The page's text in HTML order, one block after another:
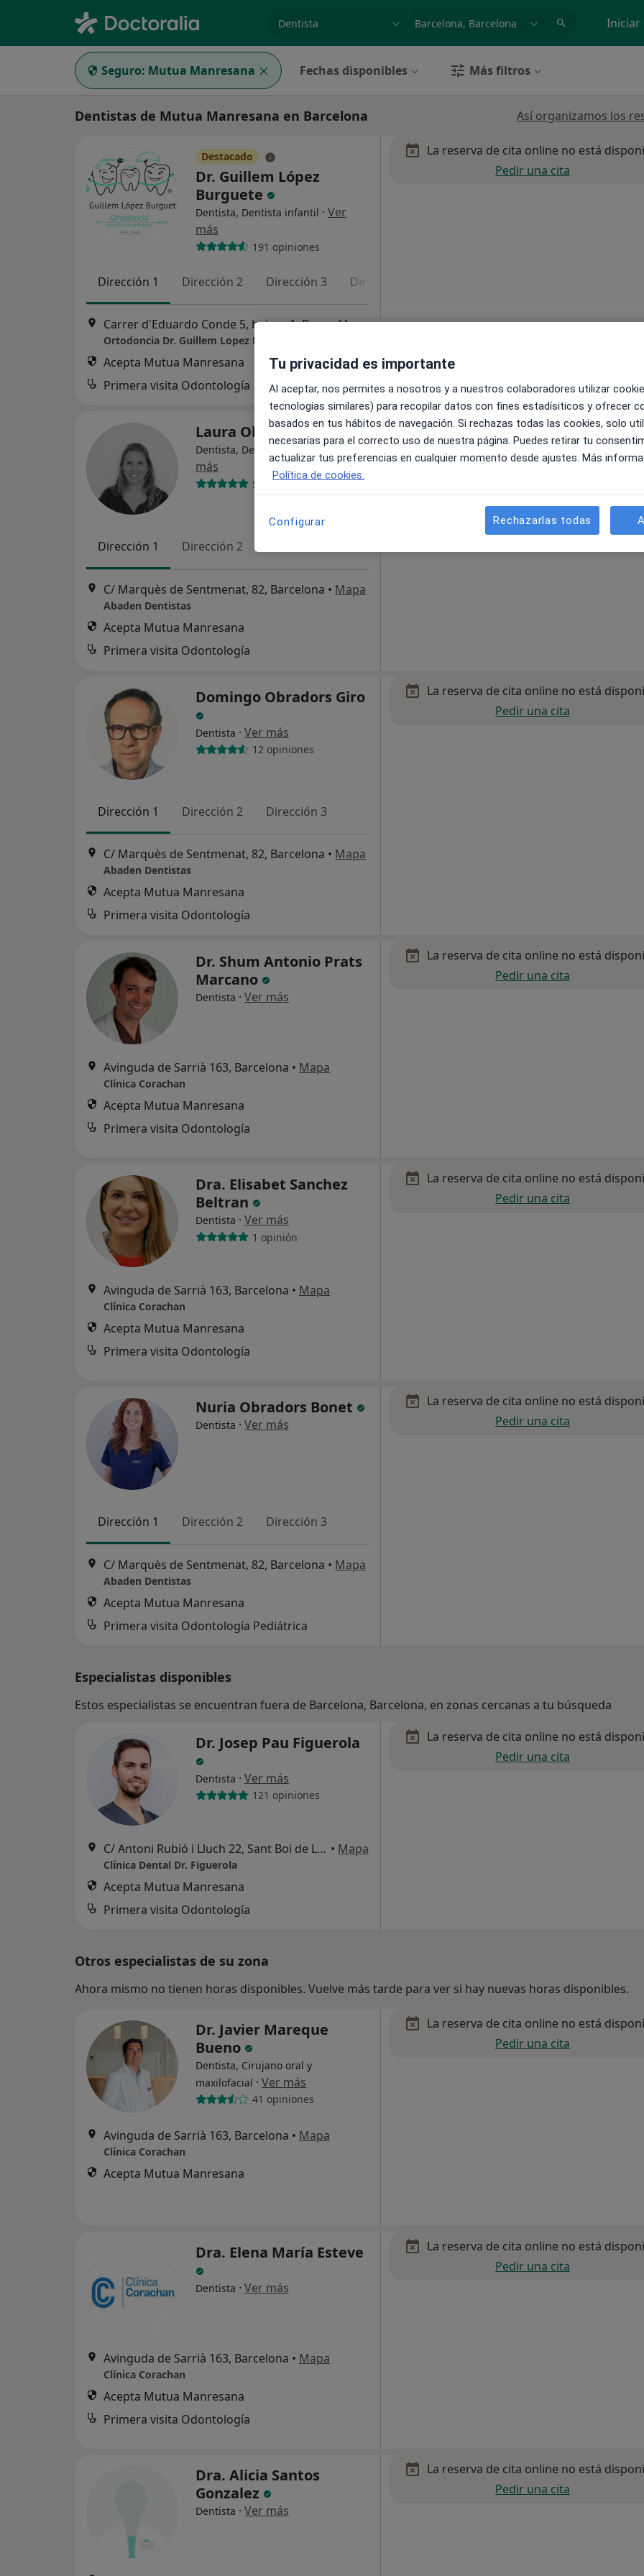
Iniciar
Seguro: Mutua Manresana Fechas disponibles Más filtros
Dentistas de Mutua Manresana en Barcelona Así organizamos los
Destacado
Dr. Guillem López
Burguete
Dentista, Dentista infantil · Ver
más
191 opiniones
Dirección 1 Dirección 2 Dirección 3 Dirección 4
Carrer d'Eduardo Conde 5, baixos 1, Barcelona •Mapa
Acepta Mutua Manresana
Primera visita Odontología
La reserva de cita online no está
Pedir una cita
Laura Obradors
Dentista, Dentista infantil ·Ver
más
51 opiniones
Dirección 1 Dirección 2
C/ Marquès de Sentmenat, 82, Barcelona • Mapa
Abaden Dentistas
Acepta Mutua Manresana
Primera visita Odontología
La reserva de cita online no está
Pedir una cita
Domingo Obradors Giro
Dentista · Ver más
12 opiniones
Dirección 1 Dirección 2 Dirección 3
C/ Marquès de Sentmenat, 82, Barcelona • Mapa
Abaden Dentistas
Acepta Mutua Manresana
Primera visita Odontología
La reserva de cita online no está
Pedir una cita
Dr. Shum Antonio Prats
Marcano
Dentista · Ver más
Avinguda de Sarrià 163, Barcelona • Mapa
Clínica Corachan
Acepta Mutua Manresana
Primera visita Odontología
La reserva de cita online no está
Pedir una cita
Dra. Elisabet Sanchez
Beltran
Dentista · Ver más
1 opinión
Avinguda de Sarrià 163, Barcelona • Mapa
Clínica Corachan
Acepta Mutua Manresana
Primera visita Odontología
La reserva de cita online no está
Pedir una cita
Nuria Obradors Bonet
Dentista · Ver más
Dirección 1 Dirección 2 Dirección 3
C/ Marquès de Sentmenat, 82, Barcelona • Mapa
Abaden Dentistas
Acepta Mutua Manresana
Primera visita Odontología Pediátrica
La reserva de cita online no está
Pedir una cita
Especialistas disponibles
Estos especialistas se encuentran fuera de Barcelona, Barcelona, en zonas cercanas a tu búsqueda
Dr. Josep Pau Figuerola
Dentista · Ver más
121 opiniones
C/ Antoni Rubió i Lluch 22, Sant Boi de Llobregat • Mapa
Clínica Dental Dr. Figuerola
Acepta Mutua Manresana
Primera visita Odontología
La reserva de cita online no está
Pedir una cita
Otros especialistas de su zona
Ahora mismo no tienen horas disponibles. Vuelve más tarde para ver si hay nuevas horas disponibles.
Dr. Javier Mareque
Bueno
Dentista, Cirujano oral y
maxilofacial · Ver más
41 opiniones
Avinguda de Sarrià 163, Barcelona • Mapa
Clínica Corachan
Acepta Mutua Manresana
La reserva de cita online no está
Pedir una cita
Dra. Elena María Esteve
Dentista · Ver más
Avinguda de Sarrià 163, Barcelona • Mapa
Clínica Corachan
Acepta Mutua Manresana
Primera visita Odontología
La reserva de cita online no está
Pedir una cita
Dra. Alicia Santos
Gonzalez
Dentista · Ver más
La reserva de cita online no está
Pedir una cita
Tu privacidad es importante
Al aceptar, nos permites a nosotros y a nuestros colaboradores utilizar
tecnologías similares) para recopilar datos con fines estadísiticos y ofrecer
basados en tus hábitos de navegación. Si rechazas todas las cookies, solo
necesarias para el correcto uso de nuestra página. Puedes retirar tu
actualizar tus preferencias en cualquier momento desde ajustes. Más
Política de cookies.
Configurar Rechazarlas todas